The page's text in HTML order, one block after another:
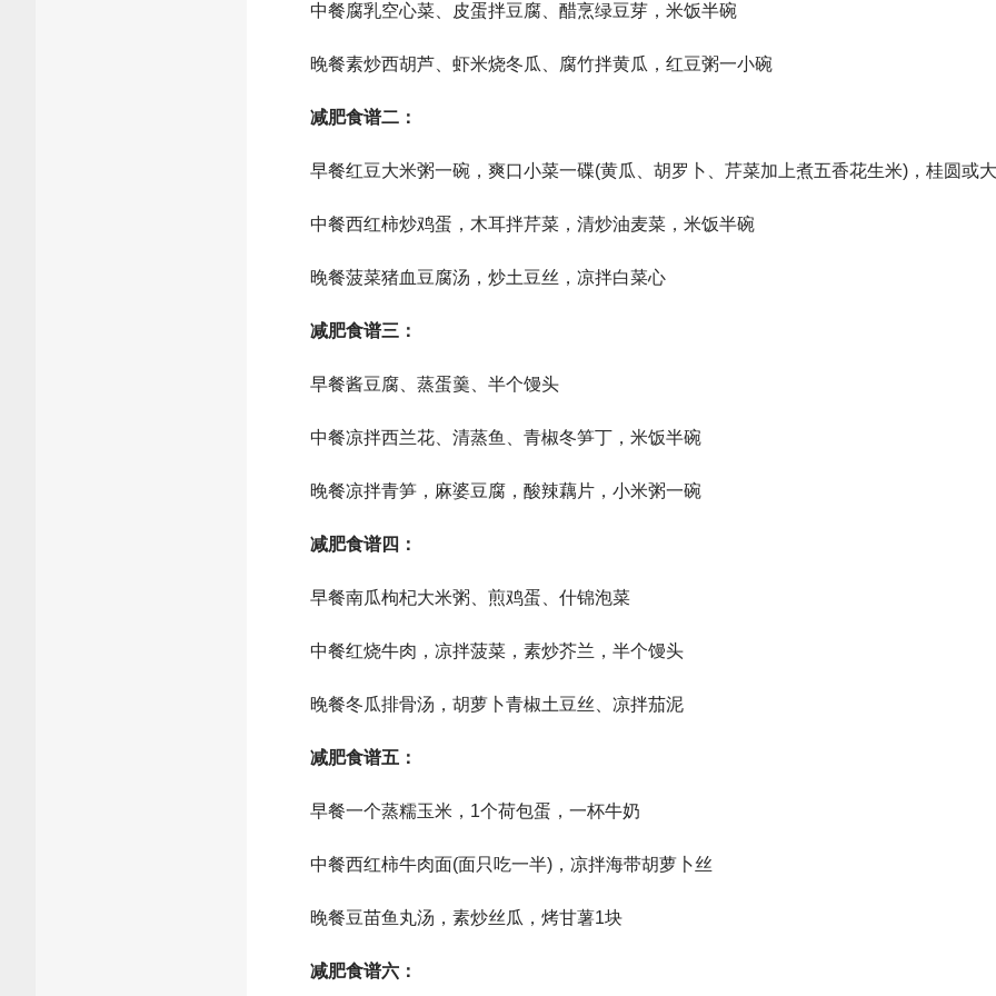
中餐腐乳空心菜、皮蛋拌豆腐、醋烹绿豆芽，米饭半碗
晚餐素炒西胡芦、虾米烧冬瓜、腐竹拌黄瓜，红豆粥一小碗
减肥食谱二：
早餐红豆大米粥一碗，爽口小菜一碟(黄瓜、胡罗卜、芹菜加上煮五香花生米)，桂圆或
中餐西红柿炒鸡蛋，木耳拌芹菜，清炒油麦菜，米饭半碗
晚餐菠菜猪血豆腐汤，炒土豆丝，凉拌白菜心
减肥食谱三：
早餐酱豆腐、蒸蛋羹、半个馒头
中餐凉拌西兰花、清蒸鱼、青椒冬笋丁，米饭半碗
晚餐凉拌青笋，麻婆豆腐，酸辣藕片，小米粥一碗
减肥食谱四：
早餐南瓜枸杞大米粥、煎鸡蛋、什锦泡菜
中餐红烧牛肉，凉拌菠菜，素炒芥兰，半个馒头
晚餐冬瓜排骨汤，胡萝卜青椒土豆丝、凉拌茄泥
减肥食谱五：
早餐一个蒸糯玉米，1个荷包蛋，一杯牛奶
中餐西红柿牛肉面(面只吃一半)，凉拌海带胡萝卜丝
晚餐豆苗鱼丸汤，素炒丝瓜，烤甘薯1块
减肥食谱六：